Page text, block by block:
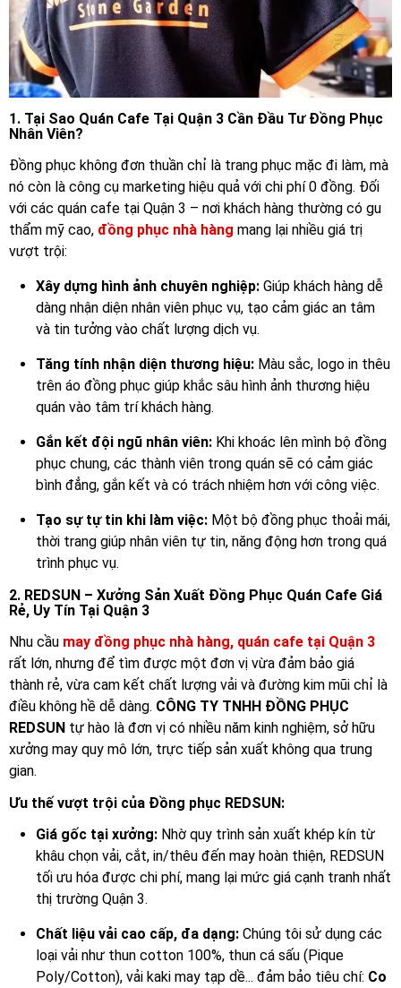
1. Tại Sao Quán Cafe Tại Quận 3 Cần Đầu Tư Đồng Phục
Nhân Viên?
Đồng phục không đơn thuần chỉ là trang phục mặc đi làm, mà
nó còn là công cụ marketing hiệu quả với chi phí 0 đồng. Đối
với các quán cafe tại Quận 3 – nơi khách hàng thường có gu
thẩm mỹ cao, đồng phục nhà hàng mang lại nhiều giá trị
vượt trội:
Xây dựng hình ảnh chuyên nghiệp: Giúp khách hàng dễ
dàng nhận diện nhân viên phục vụ, tạo cảm giác an tâm
và tin tưởng vào chất lượng dịch vụ.
Tăng tính nhận diện thương hiệu: Màu sắc, logo in thêu
trên áo đồng phục giúp khắc sâu hình ảnh thương hiệu
quán vào tâm trí khách hàng.
Gắn kết đội ngũ nhân viên: Khi khoác lên mình bộ đồng
phục chung, các thành viên trong quán sẽ có cảm giác
bình đẳng, gắn kết và có trách nhiệm hơn với công việc.
Tạo sự tự tin khi làm việc: Một bộ đồng phục thoải mái,
thời trang giúp nhân viên tự tin, năng động hơn trong quá
trình phục vụ.
2. REDSUN – Xưởng Sản Xuất Đồng Phục Quán Cafe Giá
Rẻ, Uy Tín Tại Quận 3
Nhu cầu may đồng phục nhà hàng, quán cafe tại Quận 3
rất lớn, nhưng để tìm được một đơn vị vừa đảm bảo giá
thành rẻ, vừa cam kết chất lượng vải và đường kim mũi chỉ là
điều không hề dễ dàng. CÔNG TY TNHH ĐỒNG PHỤC
REDSUN tự hào là đơn vị có nhiều năm kinh nghiệm, sở hữu
xưởng may quy mô lớn, trực tiếp sản xuất không qua trung
gian.
Ưu thế vượt trội của Đồng phục REDSUN:
Giá gốc tại xưởng: Nhờ quy trình sản xuất khép kín từ
khâu chọn vải, cắt, in/thêu đến may hoàn thiện, REDSUN
tối ưu hóa được chi phí, mang lại mức giá cạnh tranh nhất
thị trường Quận 3.
Chất liệu vải cao cấp, đa dạng: Chúng tôi sử dụng các
loại vải như thun cotton 100%, thun cá sấu (Pique
Poly/Cotton), vải kaki may tạp dề... đảm bảo tiêu chí: Co